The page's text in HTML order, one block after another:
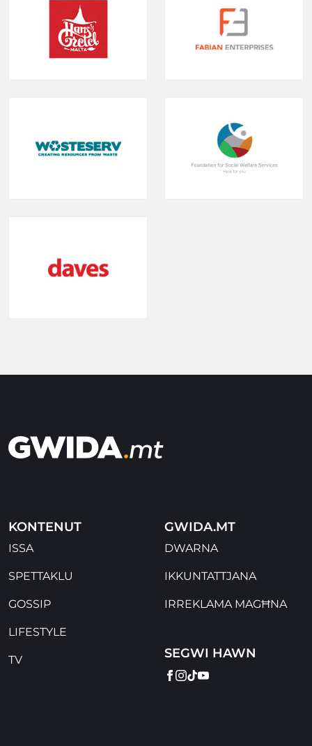
KONTENUT
ISSA
SPETTAKLU
GOSSIP
LIFESTYLE
TV
GWIDA.MT
DWARNA
IKKUNTATTJANA
IRREKLAMA MAGĦNA
SEGWI HAWN
FACEBOOK
INSTAGRAM
TIKTOK
YOUTUBE